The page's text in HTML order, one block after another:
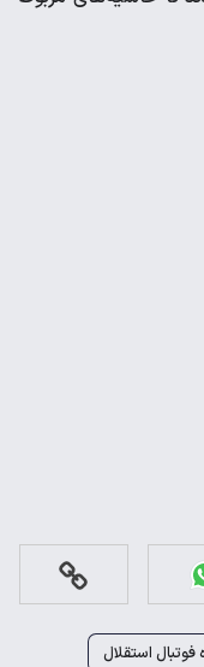
فوتبال استقلال